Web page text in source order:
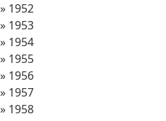
1952
1953
1954
1955
1956
1957
1958